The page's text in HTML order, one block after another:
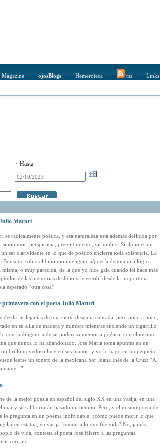
Magazine ojosBlogs Hemeroteca rss Links
Hasta
Maruri
es radicalmente poética, y esa naturaleza está además definida por
perspicacia, presentimiento, vislumbre. Sí, Julio es un
ser clarividente en lo que de poético encierra toda existencia. La
Bousoño sobre el binomio inteligencia/poesía denota una lógica
o muy parecida, de la que yo hice gala cuando leí hace más
de las memorias de Julio y le escribí desde la inoportuna
esperado “otra cosa”
primavera con el poeta Julio Maruri
las lejanías de una cierta desgana cansada, pero poco a poco,
en su silla de madera y mimbre mientras enciende un cigarrillo
con la diligencia de su poderosa memoria poética, con el instinto
que nunca lo ha abandonado. José María toma apuntes en un
brillo novedoso luce en sus manos, y yo lo hago en un pequeño
leerse un soneto de la mexicana Sor Juana Inés de la Cruz: “Al
de la mejor poesía en español del siglo XX en una vasija, en una
y su sal borrarán pasado un tiempo. Pero, y el mismo poeta de
lo pregunta en un poema inolvidable: ¿cómo puede morir lo que
en estatua, en vasija funeraria lo que fue vida? No, jamás
de vida, contesta el poeta José Hierro a las preguntas
cercano